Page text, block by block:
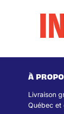
À
Livraison
Québec et